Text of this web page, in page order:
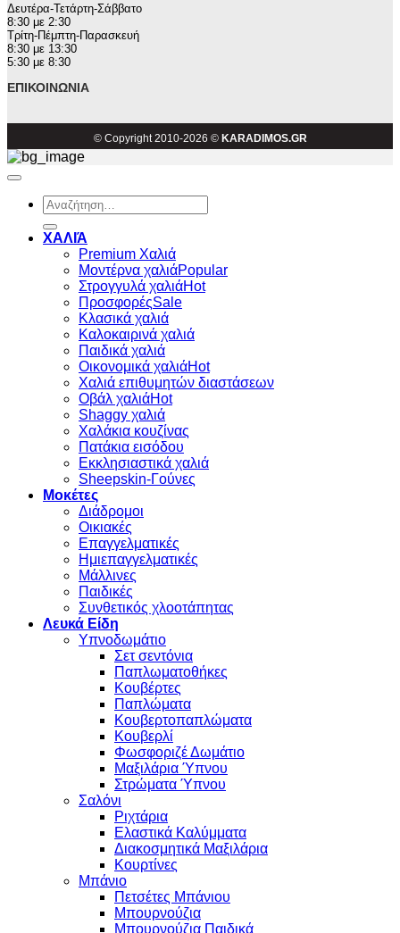
Δευτέρα-Τετάρτη-Σάββατο
8:30 με 2:30
Τρίτη-Πέμπτη-Παρασκευή
8:30 με 13:30
5:30 με 8:30
ΕΠΙΚΟΙΝΩΝΊΑ
© Copyright 2010-2026 © KARADIMOS.GR
Αναζήτηση
για:
ΧΑΛΙΆ
Premium Χαλιά
Μοντέρνα χαλιά
Στρογγυλά χαλιά
Προσφορές
Κλασικά χαλιά
Καλοκαιρινά χαλιά
Παιδικά χαλιά
Οικονομικά χαλιά
Χαλιά επιθυμητών διαστάσεων
Οβάλ χαλιά
Shaggy χαλιά
Χαλάκια κουζίνας
Πατάκια εισόδου
Εκκλησιαστικά χαλιά
Sheepskin-Γούνες
Μοκέτες
Διάδρομοι
Οικιακές
Επαγγελματικές
Ημιεπαγγελματικές
Μάλλινες
Παιδικές
Συνθετικός χλοοτάπητας
Λευκά Είδη
Υπνοδωμάτιο
Σετ σεντόνια
Παπλωματοθήκες
Κουβέρτες
Παπλώματα
Κουβερτοπαπλώματα
Κουβερλί
Φωσφοριζέ Δωμάτιο
Μαξιλάρια Ύπνου
Στρώματα Ύπνου
Σαλόνι
Ριχτάρια
Ελαστικά Καλύμματα
Διακοσμητικά Μαξιλάρια
Κουρτίνες
Μπάνιο
Πετσέτες Μπάνιου
Μπουρνούζια
Μπουρνούζια Παιδικά